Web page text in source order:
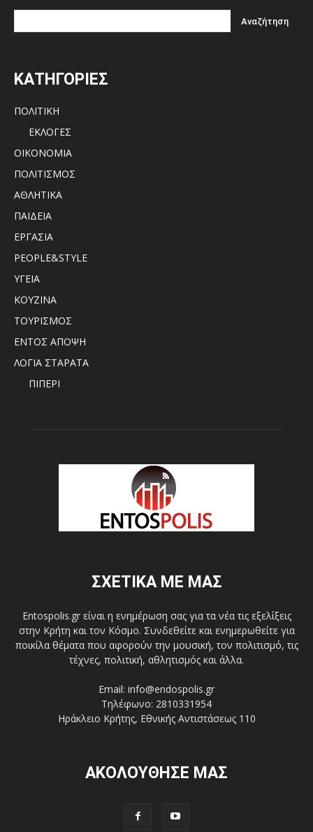
ΚΑΤΗΓΟΡΙΕΣ
ΠΟΛΙΤΙΚΗ
ΕΚΛΟΓΕΣ
ΟΙΚΟΝΟΜΙΑ
ΠΟΛΙΤΙΣΜΟΣ
ΑΘΛΗΤΙΚΑ
ΠΑΙΔΕΙΑ
ΕΡΓΑΣΙΑ
PEOPLE&STYLE
ΥΓΕΙΑ
ΚΟΥΖΙΝΑ
ΤΟΥΡΙΣΜΟΣ
ΕΝΤΟΣ ΑΠΟΨΗ
ΛΟΓΙΑ ΣΤΑΡΑΤΑ
ΠΙΠΕΡΙ
ΣΧΕΤΙΚΑ ΜΕ ΜΑΣ
Entospolis.gr είναι η ενημέρωση σας για τα νέα τις εξελίξεις
στην Κρήτη και τον Κόσμο. Συνδεθείτε και ενημερωθείτε για
ποικίλα θέματα που αφορούν την μουσική, τον πολιτισμό, τις
τέχνες, πολιτική, αθλητισμός και άλλα.
Email: info@endospolis.gr
Τηλέφωνο: 2810331954
Ηράκλειο Κρήτης, Εθνικής Αντιστάσεως 110
ΑΚΟΛΟΥΘΗΣΕ ΜΑΣ